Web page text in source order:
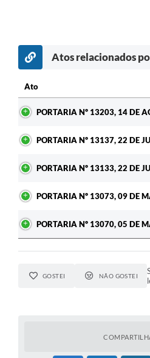
Atos relacionados
Ato
PORTARIA Nº 13203, 14 DE
PORTARIA Nº 13137, 22 DE
PORTARIA Nº 13133, 22 DE
PORTARIA Nº 13073, 09 DE
PORTARIA Nº 13070, 05 DE
GOSTEI NÃO GOSTEI